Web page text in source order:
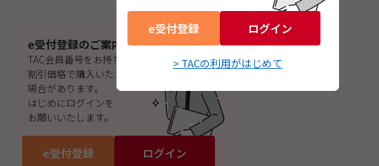
e受付登録 ログイン
> TACの利用がはじめて
e受付登録のご案内
TAC会員番号をお持ちの方は、
割引価格で購入いただける
場合があります。
はじめにログインを
お願いいたします。
e受付登録 ログイン